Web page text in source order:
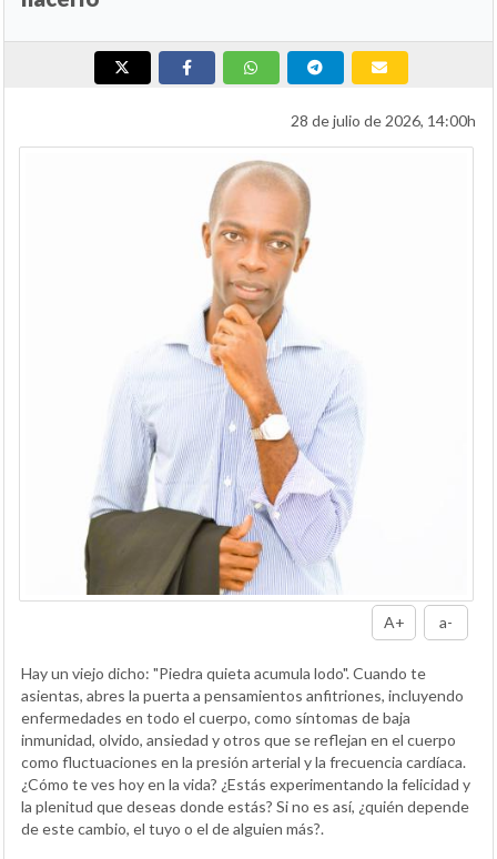
28 de julio de 2026, 14:00h
A+ a-
Hay un viejo dicho: "Piedra quieta acumula lodo". Cuando te
asientas, abres la puerta a pensamientos anfitriones, incluyendo
enfermedades en todo el cuerpo, como síntomas de baja
inmunidad, olvido, ansiedad y otros que se reflejan en el cuerpo
como fluctuaciones en la presión arterial y la frecuencia cardíaca.
¿Cómo te ves hoy en la vida? ¿Estás experimentando la felicidad y
la plenitud que deseas donde estás? Si no es así, ¿quién depende
de este cambio, el tuyo o el de alguien más?.